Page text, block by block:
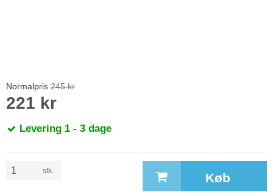
Normalpris 245 kr
221 kr
Levering 1 - 3 dage
stk. Køb